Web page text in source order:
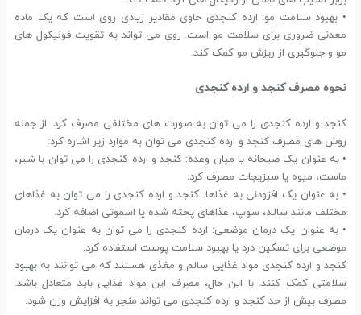
• بهبود سلامت مو: ارده کنجدی حاوی مقادیر زیادی روی است که یک ماده
معدنی ضروری برای سلامت مو است. روی می تواند به تقویت فولیکول های
مو و جلوگیری از ریزش مو کمک کند.
نحوه مصرف کنجد و ارده کنجدی
کنجد و ارده کنجدی را می توان به صورت های مختلفی مصرف کرد. از جمله
روش های مصرف کنجد و ارده کنجدی می توان به موارد زیر اشاره کرد:
• به عنوان یک صبحانه یا میان وعده: کنجد و ارده کنجدی را می توان با شیر،
ماست، میوه یا سبزیجات مصرف کرد.
• به عنوان یک افزودنی به غذاها: کنجد و ارده کنجدی را می توان به غذاهای
مختلف مانند سالاد، سوپ، غذاهای پخته شده یا اسموتی اضافه کرد.
• به عنوان یک درمان موضعی: ارده کنجدی را می توان به عنوان یک درمان
موضعی برای تسکین درد یا بهبود سلامت پوست استفاده کرد.
کنجد و ارده کنجدی مواد غذایی سالم و مغذی هستند که می توانند به بهبود
سلامتی کمک کنند. با این حال، مصرف این مواد غذایی باید متعادل باشد.
مصرف بیش از حد کنجد و ارده کنجدی می تواند منجر به افزایش وزن شود.